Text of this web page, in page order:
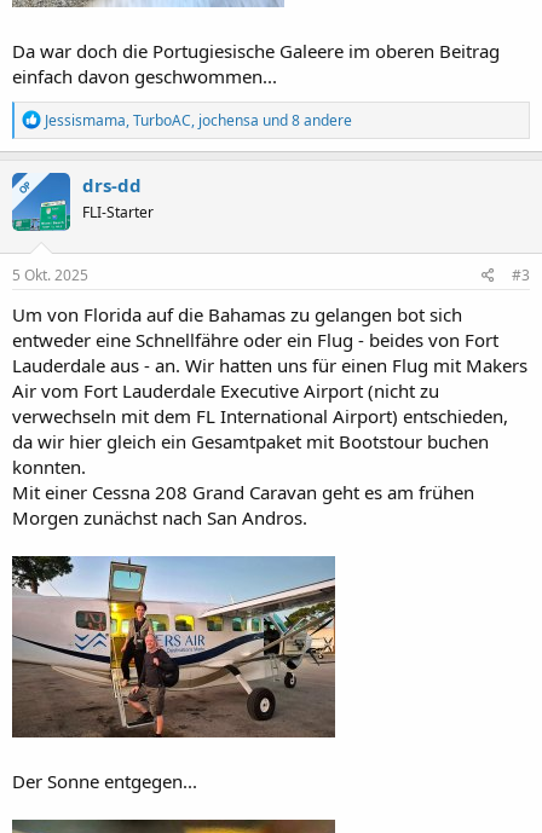
Da war doch die Portugiesische Galeere im oberen Beitrag
einfach davon geschwommen...
R
e
a
k
i
o
n
e
Jessismama,TurboAC, jochensa und 8 andere
OP drs-dd
FLI-Starter
5 Okt. 2025 #3
Um von Florida auf die Bahamas zu gelangen bot sich
entweder eine Schnellfähre oder ein Flug - beides von Fort
Lauderdale aus - an. Wir hatten uns für einen Flug mit Makers
Air vom Fort Lauderdale Executive Airport (nicht zu
verwechseln mit dem FL International Airport) entschieden,
da wir hier gleich ein Gesamtpaket mit Bootstour buchen
konnten.
Mit einer Cessna 208 Grand Caravan geht es am frühen
Morgen zunächst nach San Andros.
Der Sonne entgegen...